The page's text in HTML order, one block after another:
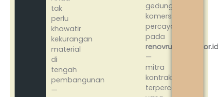
tak
perlu
khawatir
kekurangan
material
di
tengah
pembangunan
—
gedung
komersil,
percayakan
pada
renovrumahbogor.id
—
mitra
kontraktor
terpercaya